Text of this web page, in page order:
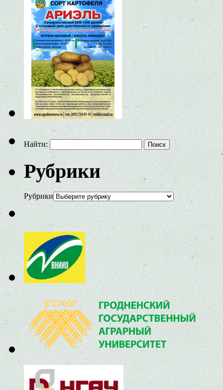
Найти:
Рубрики
Рубрики